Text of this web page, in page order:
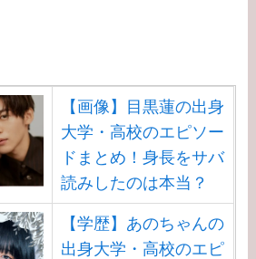
【画像】目黒蓮の出身
大学・高校のエピソー
ドまとめ！身長をサバ
読みしたのは本当？
【学歴】あのちゃんの
出身大学・高校のエピ